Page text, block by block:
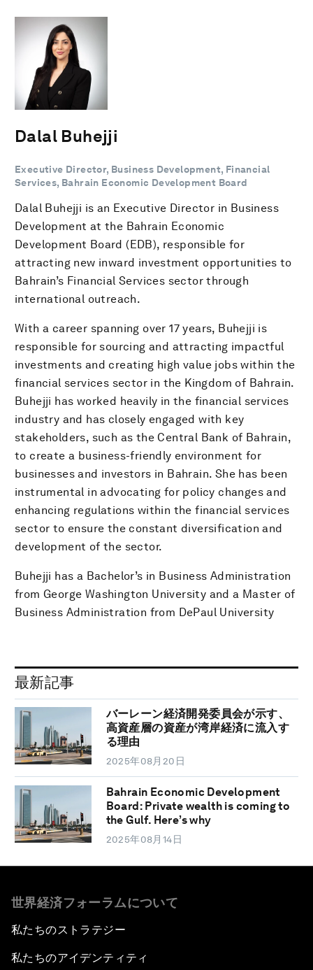
Dalal Buhejji
Executive Director, Business Development, Financial
Services, Bahrain Economic Development Board
Dalal Buhejji is an Executive Director in Business
Development at the Bahrain Economic
Development Board (EDB), responsible for
attracting new inward investment opportunities to
Bahrain’s Financial Services sector through
international outreach.
With a career spanning over 17 years, Buhejji is
responsible for sourcing and attracting impactful
investments and creating high value jobs within the
financial services sector in the Kingdom of Bahrain.
Buhejji has worked heavily in the financial services
industry and has closely engaged with key
stakeholders, such as the Central Bank of Bahrain,
to create a business-friendly environment for
businesses and investors in Bahrain. She has been
instrumental in advocating for policy changes and
enhancing regulations within the financial services
sector to ensure the constant diversification and
development of the sector.
Buhejji has a Bachelor’s in Business Administration
from George Washington University and a Master of
Business Administration from DePaul University
最新記事
バーレーン経済開発委員会が示す、
高資産層の資産が湾岸経済に流入す
る理由
2025年08月20日
Bahrain Economic Development
Board: Private wealth is coming to
the Gulf. Here’s why
2025年08月14日
世界経済フォーラムについて
私たちのストラテジー
私たちのアイデンティティ